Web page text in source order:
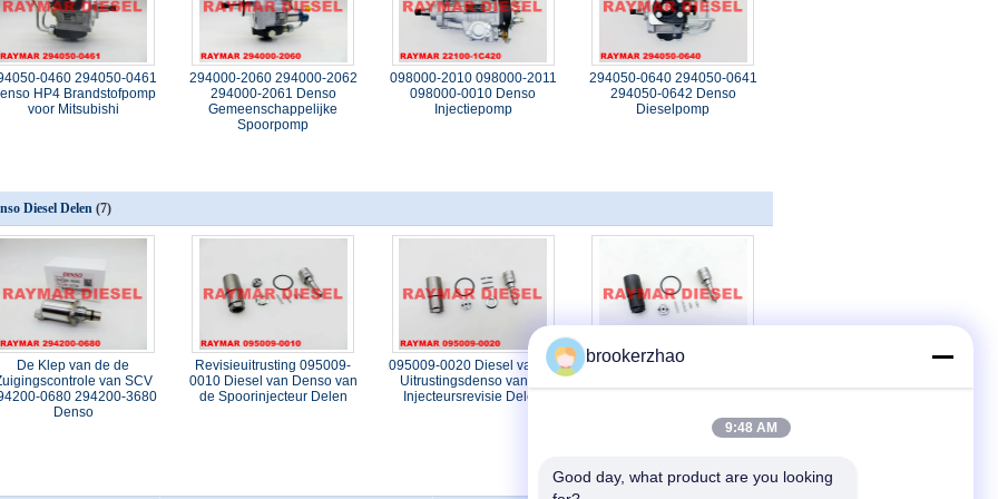
0460 294050-0461
HP4 Brandstofpomp
voor Mitsubishi
294000-2060 294000-2062
294000-2061 Denso
Gemeenschappelijke
Spoorpomp
098000-2010 098000-2011
098000-0010 Denso
Injectiepomp
294050-0640 294050-0641
294050-0642 Denso
Dieselpomp
Diesel Delen (7)
De Klep van de de
van SCV
0680 294200-3680
Denso
Revisieuitrusting 095009-
0010 Diesel van Denso van
de Spoorinjecteur Delen
095009-0020 Diesel van de
Uitrustingsdenso van de
Injecteursrevisie Delen
095009-0360 Diesel van
brookerzhao
9:48 AM
Good day, what product are you looking